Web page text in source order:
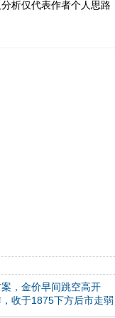
仅代表作者个人思路
，金价早间跳空高开
收于1875下方后市走弱